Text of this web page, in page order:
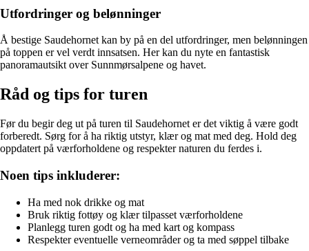
Utfordringer og belønninger
Å bestige Saudehornet kan by på en del utfordringer, men belønningen
på toppen er vel verdt innsatsen. Her kan du nyte en fantastisk
panoramautsikt over Sunnmørsalpene og havet.
Råd og tips for turen
Før du begir deg ut på turen til Saudehornet er det viktig å være godt
forberedt. Sørg for å ha riktig utstyr, klær og mat med deg. Hold deg
oppdatert på værforholdene og respekter naturen du ferdes i.
Noen tips inkluderer:
Ha med nok drikke og mat
Bruk riktig fottøy og klær tilpasset værforholdene
Planlegg turen godt og ha med kart og kompass
Respekter eventuelle verneområder og ta med søppel tilbake